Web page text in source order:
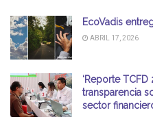
EcoVadis
ABRIL 17, 2026
‘Reporte
transparencia
sector